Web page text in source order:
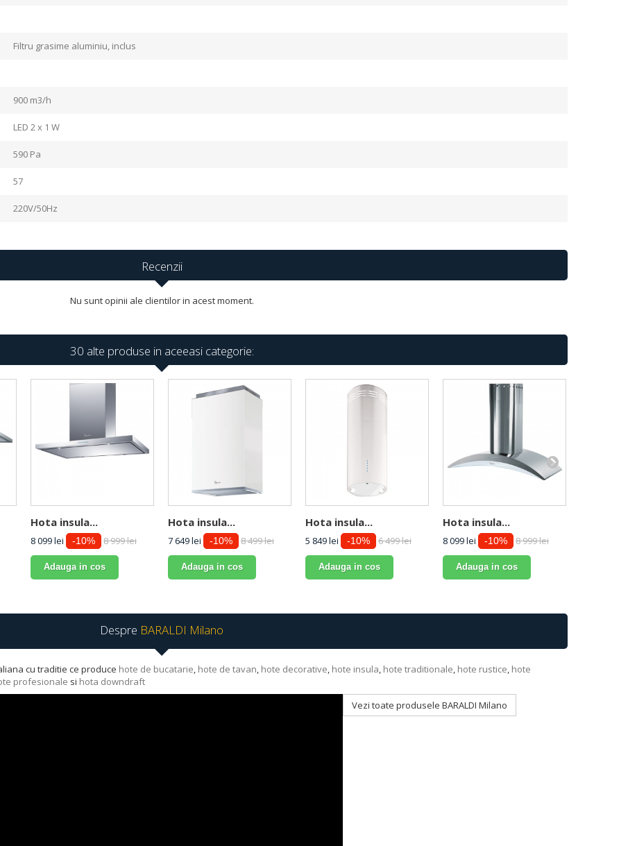
Filtru grasime aluminiu, inclus
900 m3/h
LED 2 x 1 W
590 Pa
57
220V/50Hz
Recenzii
Nu sunt opinii ale clientilor in acest moment.
30 alte produse in aceeasi categorie:
Hota insula...
8 099 lei -10% 8 999 lei
Adauga in cos
Hota insula...
7 649 lei -10% 8 499 lei
Adauga in cos
Hota insula...
5 849 lei -10% 6 499 lei
Adauga in cos
Hota insula...
8 099 lei -10% 8 999 lei
Adauga in cos
Despre BARALDI Milano
cu traditie ce produce hote de bucatarie, hote de tavan, hote decorative, hote insula, hote traditionale, hote rustice, hote
profesionale si hota downdraft
Vezi toate produsele BARALDI Milano